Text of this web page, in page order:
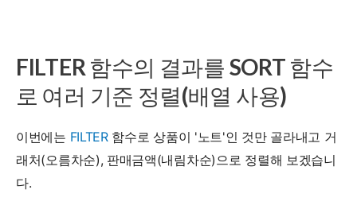
FILTER 함수의 결과를 SORT 함수
로 여러 기준 정렬(배열 사용)
이번에는 FILTER함수로 상품이 '노트'인 것만 골라내고 거
래처(오름차순), 판매금액(내림차순)으로 정렬해 보겠습니
다.